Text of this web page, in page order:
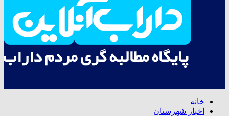
خانه
اخبار شهرستان